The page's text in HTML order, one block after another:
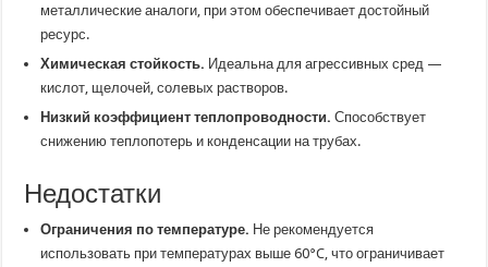
металлические аналоги, при этом обеспечивает достойный
ресурс.
Химическая стойкость. Идеальна для агрессивных сред —
кислот, щелочей, солевых растворов.
Низкий коэффициент теплопроводности. Способствует
снижению теплопотерь и конденсации на трубах.
Недостатки
Ограничения по температуре. Не рекомендуется
использовать при температурах выше 60°C, что ограничивает